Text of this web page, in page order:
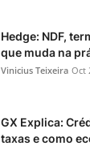
Hedge: NDF,
que muda na
Vinicius Teixeira Oct
GX Explica:
taxas e como